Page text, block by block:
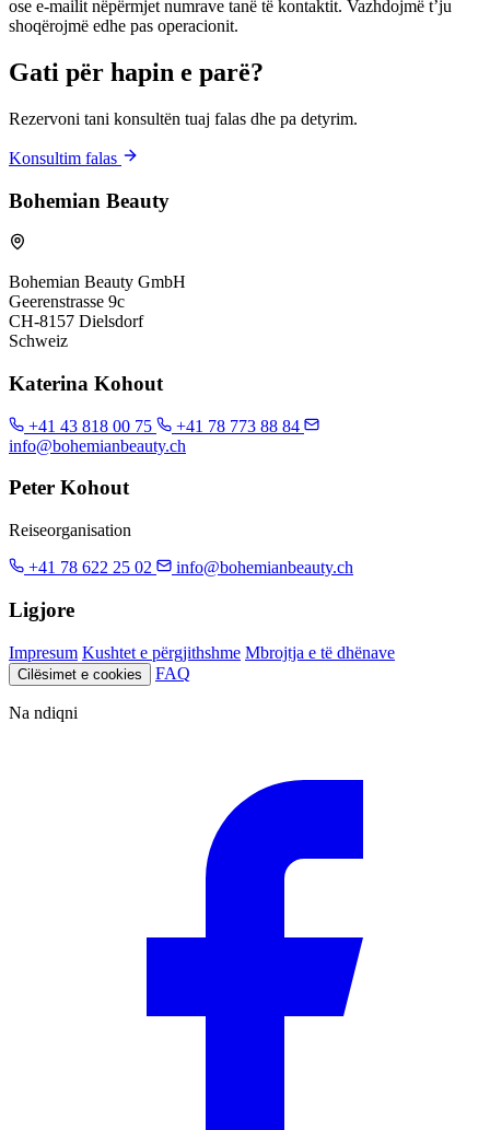
ose e-mailit nëpërmjet numrave tanë të kontaktit. Vazhdojmë t’ju
shoqërojmë edhe pas operacionit.
Gati për hapin e parë?
Rezervoni tani konsultën tuaj falas dhe pa detyrim.
Konsultim falas
Bohemian Beauty
Bohemian Beauty GmbH
Geerenstrasse 9c
CH-8157 Dielsdorf
Schweiz
Katerina Kohout
+41 43 818 00 75
+41 78 773 88 84
info@bohemianbeauty.ch
Peter Kohout
Reiseorganisation
+41 78 622 25 02
info@bohemianbeauty.ch
Ligjore
Impresum Kushtet e përgjithshme Mbrojtja e të dhënave
Cilësimet e cookies FAQ
Na ndiqni